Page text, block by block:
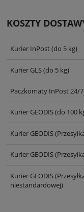
KOSZTY
Kurier InPost(do 5 kg)
Kurier GLS(do 5 kg)
Paczkomaty InPost 24/7
Kurier GEODIS(do 100
Kurier GEODIS
Kurier GEODIS
Kurier GEODIS
niestandardowej)